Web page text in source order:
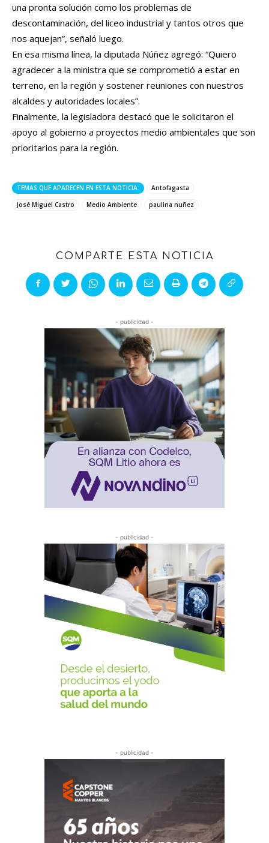
una pronta solución como los problemas de
descontaminación, del liceo industrial y tantos otros que
nos aquejan”, señaló luego.
En esa misma línea, la diputada Núñez agregó: “Quiero
agradecer a la ministra que se comprometió a estar en
terreno, en la región y sostener reuniones con nuestros
alcaldes y autoridades locales”.
Finalmente, la legisladora destacó que le solicitaron el
apoyo al gobierno a proyectos medio ambientales que son
prioritarios para la región.
TEMAS QUE APARECEN EN ESTA NOTICIA:
Antofagasta
José Miguel Castro
Medio Ambiente paulina nuñez
COMPARTE ESTA NOTICIA
- publicidad -
- publicidad -
- publicidad -